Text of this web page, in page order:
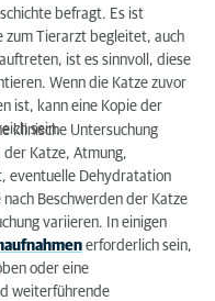
befragt. Es ist
Tierarzt begleitet, auch
ist es sinnvoll, diese
Wenn die Katze zuvor
ist, kann eine Kopie der
sein.
klinische Untersuchung
Katze, Atmung,
eventuelle Dehydratation
Beschwerden der Katze
variieren. In einigen
erforderlich sein,
oder eine
weiterführende